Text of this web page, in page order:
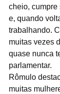
cheio,
e, quando
trabalhando.
muitas vezes
quase nunca
parlamentar.
Rômulo
muitas